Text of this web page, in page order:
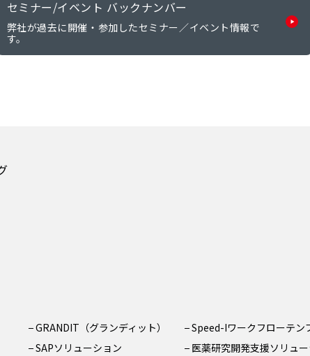
セミナー/イベント バックナンバー
弊社が過去に開催・参加したセミナー／イベント情報で
す。
GRANDIT（グランディット）
SAPソリューション
Speed-Iワークフローテン
医薬研究開発支援ソリュ